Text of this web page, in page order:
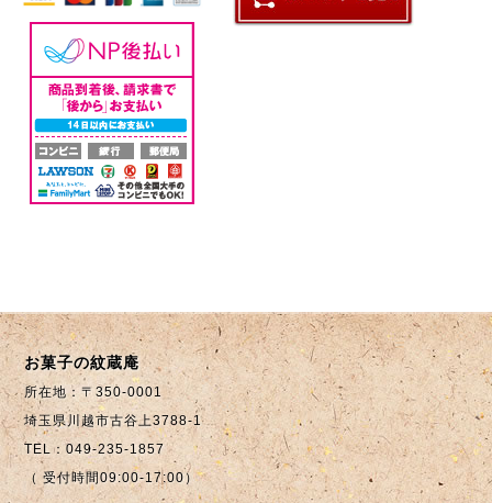
お菓子の紋蔵庵
所在地：〒350-0001
埼玉県川越市古谷上3788-1
TEL：049-235-1857
（ 受付時間09:00-17:00）